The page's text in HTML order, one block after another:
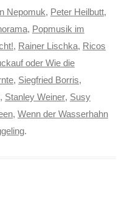
Nepomuk, Peter Heilbutt,
, Popmusik im
, Rainer Lischka, Ricos
oder Wie die
, Siegfried Borris,
, Stanley Weiner, Susy
, Wenn der Wasserhahn
.